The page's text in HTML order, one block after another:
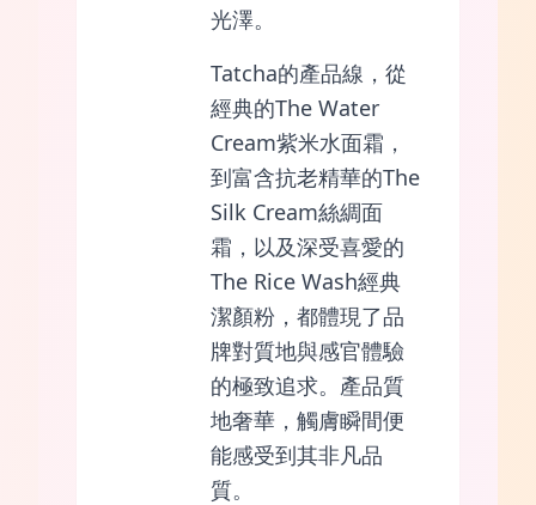
光澤。
Tatcha的產品線，從
經典的The Water
Cream紫米水面霜，
到富含抗老精華的The
Silk Cream絲綢面
霜，以及深受喜愛的
The Rice Wash經典
潔顏粉，都體現了品
牌對質地與感官體驗
的極致追求。產品質
地奢華，觸膚瞬間便
能感受到其非凡品
質。